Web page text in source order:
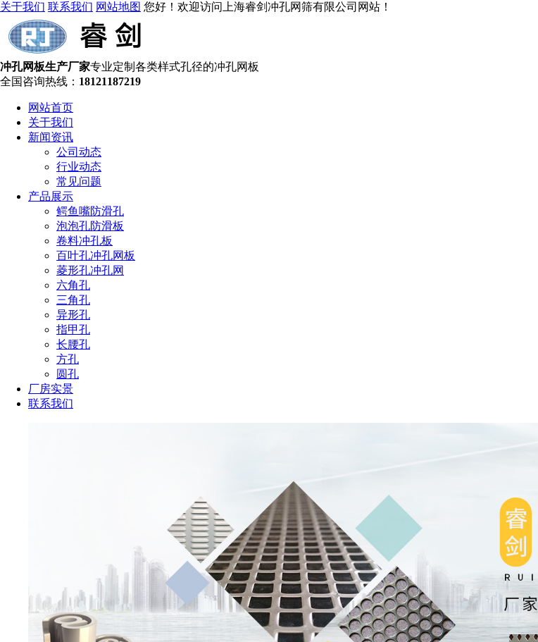
关于我们 联系我们 网站地图 您好！欢迎访问上海睿剑冲孔网筛有限公司网站！
冲孔网板生产厂家专业定制各类样式孔径的冲孔网板
全国咨询热线： 18121187219
网站首页
关于我们
新闻资讯
公司动态
行业动态
常见问题
产品展示
鳄鱼嘴防滑孔
泡泡孔防滑板
卷料冲孔板
百叶孔冲孔网板
菱形孔冲孔网
六角孔
三角孔
异形孔
指甲孔
长腰孔
方孔
圆孔
厂房实景
联系我们